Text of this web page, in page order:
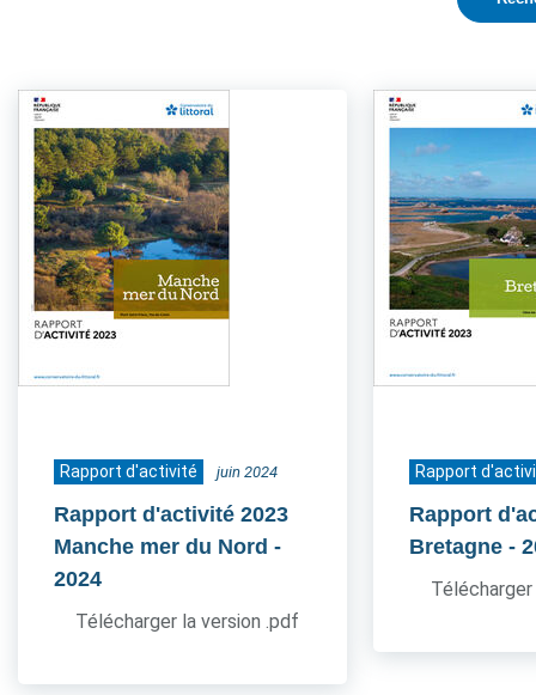
Rapport d'activité juin 2024
Rapport d'activité 2023
Manche mer du Nord -
2024
Télécharger la version .pdf
Rapport
Rapport
Bretagne -